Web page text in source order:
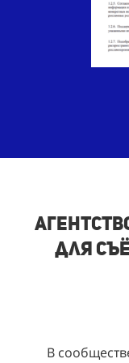
для
В